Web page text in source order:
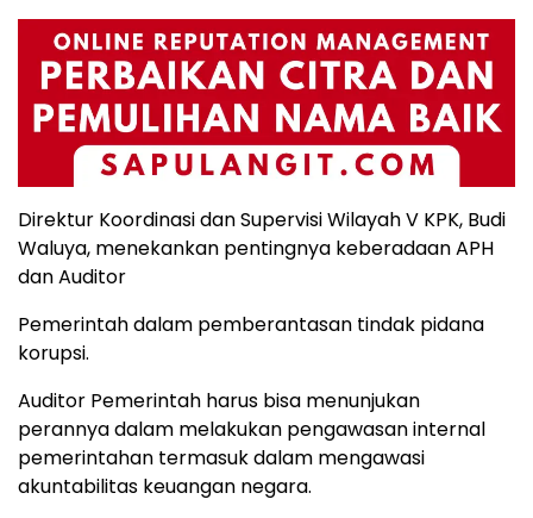
Direktur Koordinasi dan Supervisi Wilayah V KPK, Budi
Waluya, menekankan pentingnya keberadaan APH
dan Auditor
Pemerintah dalam pemberantasan tindak pidana
korupsi.
Auditor Pemerintah harus bisa menunjukan
perannya dalam melakukan pengawasan internal
pemerintahan termasuk dalam mengawasi
akuntabilitas keuangan negara.